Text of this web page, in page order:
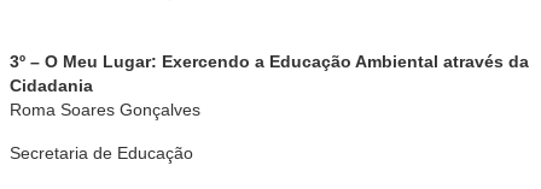
3º – O Meu Lugar: Exercendo a Educação Ambiental através da
Cidadania
Roma Soares Gonçalves
Secretaria de Educação